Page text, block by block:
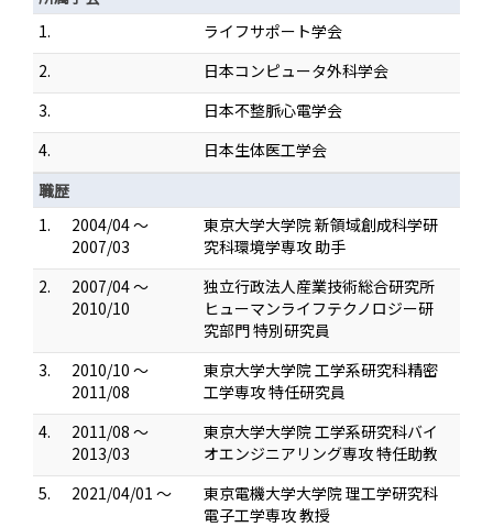
1.
ライフサポート学会
2.
日本コンピュータ外科学会
3.
日本不整脈心電学会
4.
日本生体医工学会
職歴
1.
2004/04 ～
2007/03
東京大学大学院 新領域創成科学研
究科環境学専攻 助手
2.
2007/04 ～
2010/10
独立行政法人産業技術総合研究所
ヒューマンライフテクノロジー研
究部門 特別研究員
3.
2010/10 ～
2011/08
東京大学大学院 工学系研究科精密
工学専攻 特任研究員
4.
2011/08 ～
2013/03
東京大学大学院 工学系研究科バイ
オエンジニアリング専攻 特任助教
5.
2021/04/01 ～
東京電機大学大学院 理工学研究科
電子工学専攻 教授